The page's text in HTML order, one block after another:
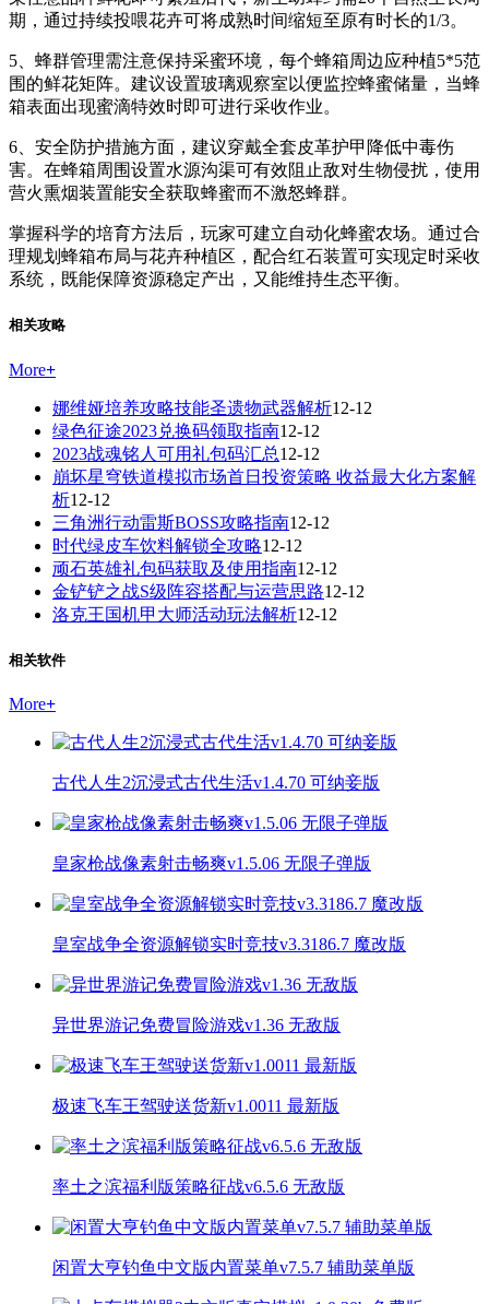
期，通过持续投喂花卉可将成熟时间缩短至原有时长的1/3。
5、蜂群管理需注意保持采蜜环境，每个蜂箱周边应种植5*5范
围的鲜花矩阵。建议设置玻璃观察室以便监控蜂蜜储量，当蜂
箱表面出现蜜滴特效时即可进行采收作业。
6、安全防护措施方面，建议穿戴全套皮革护甲降低中毒伤
害。在蜂箱周围设置水源沟渠可有效阻止敌对生物侵扰，使用
营火熏烟装置能安全获取蜂蜜而不激怒蜂群。
掌握科学的培育方法后，玩家可建立自动化蜂蜜农场。通过合
理规划蜂箱布局与花卉种植区，配合红石装置可实现定时采收
系统，既能保障资源稳定产出，又能维持生态平衡。
相关攻略
More+
娜维娅培养攻略技能圣遗物武器解析12-12
绿色征途2023兑换码领取指南12-12
2023战魂铭人可用礼包码汇总12-12
崩坏星穹铁道模拟市场首日投资策略 收益最大化方案解
析12-12
三角洲行动雷斯BOSS攻略指南12-12
时代绿皮车饮料解锁全攻略12-12
顽石英雄礼包码获取及使用指南12-12
金铲铲之战S级阵容搭配与运营思路12-12
洛克王国机甲大师活动玩法解析12-12
相关软件
More+
古代人生2沉浸式古代生活v1.4.70 可纳妾版
皇家枪战像素射击畅爽v1.5.06 无限子弹版
皇室战争全资源解锁实时竞技v3.3186.7 魔改版
异世界游记免费冒险游戏v1.36 无敌版
极速飞车王驾驶送货新v1.0011 最新版
率土之滨福利版策略征战v6.5.6 无敌版
闲置大亨钓鱼中文版内置菜单v7.5.7 辅助菜单版